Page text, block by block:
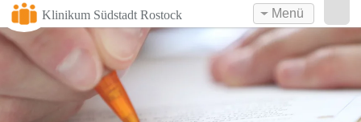
Klinikum Südstadt Rostock Menü